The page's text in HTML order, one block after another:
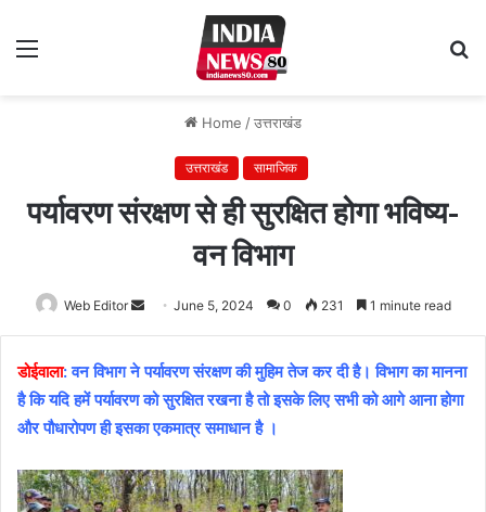
Home /उत्तराखंड
उत्तराखंड सामाजिक
पर्यावरण संरक्षण से ही सुरक्षित होगा भविष्य-
वन विभाग
Web Editor
Send
an
June 5, 2024 0 231 1 minute read
डोईवाला: वन विभाग ने पर्यावरण संरक्षण की मुहिम तेज कर दी है। विभाग का मानना
है कि यदि हमें पर्यावरण को सुरक्षित रखना है तो इसके लिए सभी को आगे आना होगा
और पौधारोपण ही इसका एकमात्र समाधान है ।